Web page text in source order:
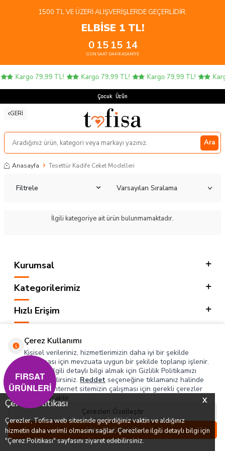
X
Çerez Politikası
Çerezler, Tofisa web sitesinde geçirdiğiniz vaktin ve aldığınız
hizmetin daha verimli olmasını sağlar. Çerezlerle ilgili detaylı bilgi için
"Çerez Politikası" sayfasını ziyaret edebilirsiniz.
1500 TL VE ÜZERI ALIŞVERIŞLERDE GEÇERLIDIR.
ELBİSE 1 TL!
0
GÜN
15
SAAT
15
DAKIKA
14
SANIYE
Kargo 79,99 TL! Kargo 79,99 TL! Kargo 79,99 TL!
Çocuk Ürünl
GERI
Ara
Menü
0
Favorilerim Hesabım Sepetim
Anasayfa Tesettür Kadife Ceket Modelleri
Filtrele
İlgili kategoriye ait ürün bulunmamaktadır.
Kurumsal
Kategorilerimiz
Hızlı Erişim
Adres & İletişim
T-SOFT
Çerez Kullanımı
Kişisel verileriniz, hizmetlerimizin daha iyi bir şekilde
sunulması için mevzuata uygun bir şekilde toplanıp işlenir.
Konuyla ilgili detaylı bilgi almak için Gizlilik Politikamızı
inceleyebilirsiniz. Reddet seçeneğine tıklamanız halinde
yalnızca internet sitemizin çalışması için gerekli çerezler
kullanılacaktır.
Çerezleri Özelleştir
Hepsini Kabul Et
FIRSAT
ÜRÜNLERİ